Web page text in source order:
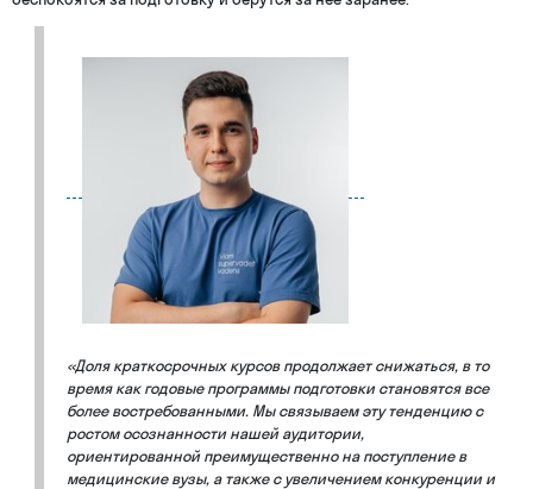
«Доля краткосрочных курсов продолжает снижаться, в то
время как годовые программы подготовки становятся все
более востребованными. Мы связываем эту тенденцию с
ростом осознанности нашей аудитории,
ориентированной преимущественно на поступление в
медицинские вузы, а также с увеличением конкуренции и